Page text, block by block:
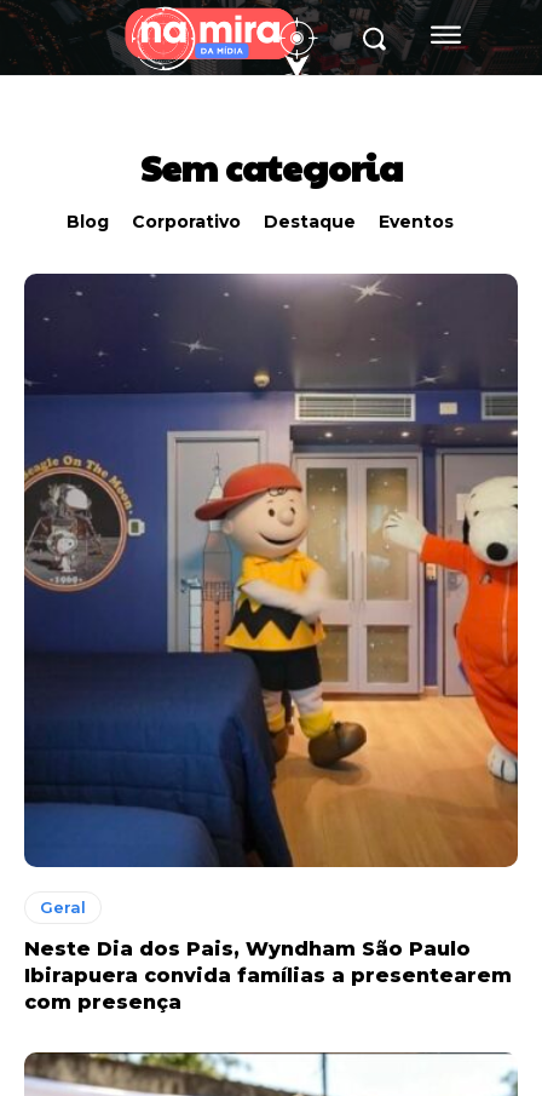
Sem categoria
Blog Corporativo Destaque Eventos
Geral
Neste Dia dos Pais, Wyndham São Paulo
Ibirapuera convida famílias a presentearem
com presença